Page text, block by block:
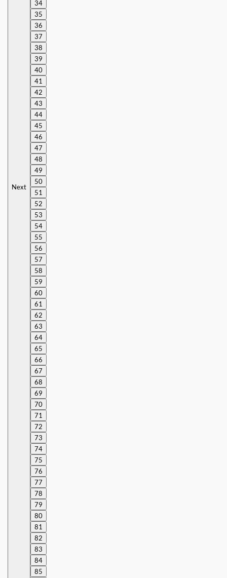
Next
34
35
36
37
38
39
40
41
42
43
44
45
46
47
48
49
50
51
52
53
54
55
56
57
58
59
60
61
62
63
64
65
66
67
68
69
70
71
72
73
74
75
76
77
78
79
80
81
82
83
84
85